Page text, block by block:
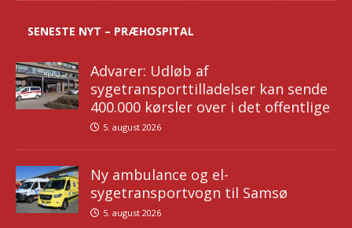
SENESTE NYT – PRÆHOSPITAL
Advarer: Udløb af
sygetransporttilladelser kan sende
400.000 kørsler over i det offentlige
5. august 2026
Ny ambulance og el-
sygetransportvogn til Samsø
5. august 2026